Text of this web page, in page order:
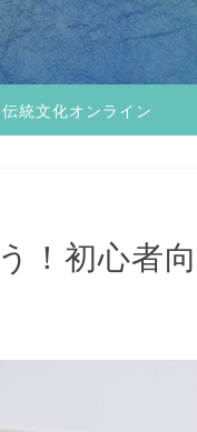
伝統文化オンライン
！初心者